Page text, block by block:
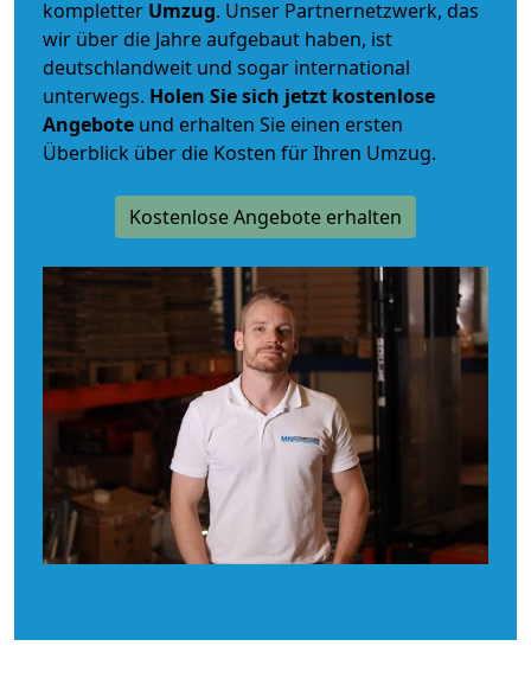
kompletter Umzug. Unser Partnernetzwerk, das
wir über die Jahre aufgebaut haben, ist
deutschlandweit und sogar international
unterwegs. Holen Sie sich jetzt kostenlose
Angebote und erhalten Sie einen ersten
Überblick über die Kosten für Ihren Umzug.
Kostenlose Angebote erhalten